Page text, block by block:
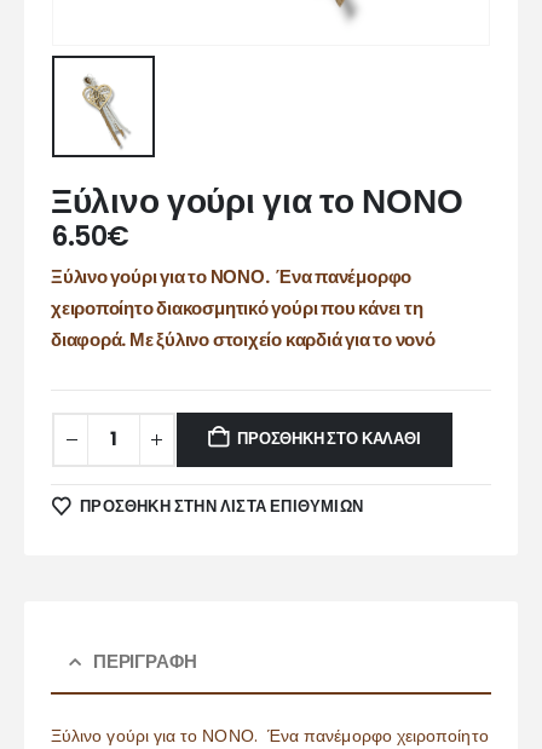
Ξύλινο γούρι για το ΝΟΝΟ
6.50€
Ξύλινο γούρι για το ΝΟΝΟ. Ένα πανέμορφο
χειροποίητο διακοσμητικό γούρι που κάνει τη
διαφορά. Με ξύλινο στοιχείο καρδιά για το νονό
ΠΡΟΣΘΉΚΗ ΣΤΟ ΚΑΛΆΘΙ
ΠΡΌΣΘΉΚΗ ΣΤΗΝ ΛΊΣΤΑ ΕΠΙΘΥΜΙΏΝ
ΠΕΡΙΓΡΑΦΉ
Ξύλινο γούρι για το ΝΟΝΟ. Ένα πανέμορφο χειροποίητο